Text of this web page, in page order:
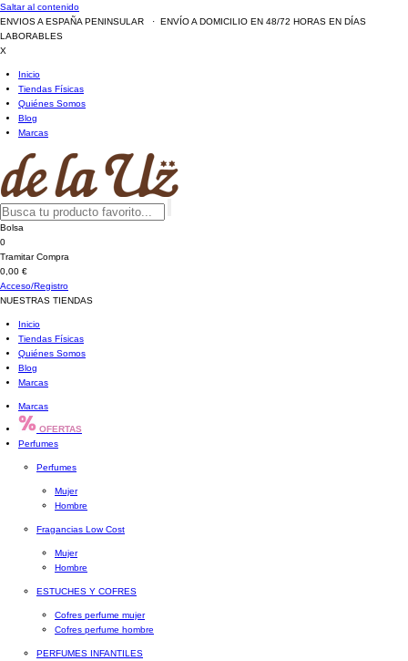
Saltar al contenido
ENVIOS A ESPAÑA PENINSULAR · ENVÍO A DOMICILIO EN 48/72 HORAS EN DÍAS
LABORABLES
X
Inicio
Tiendas Físicas
Quiénes Somos
Blog
Marcas
Bolsa
0
Tramitar Compra
0,00 €
Acceso/Registro
NUESTRAS TIENDAS
Inicio
Tiendas Físicas
Quiénes Somos
Blog
Marcas
Marcas
OFERTAS
Perfumes
Perfumes
Mujer
Hombre
Fragancias Low Cost
Mujer
Hombre
ESTUCHES Y COFRES
Cofres perfume mujer
Cofres perfume hombre
PERFUMES INFANTILES